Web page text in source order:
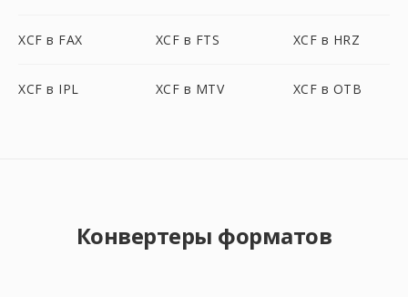
XCF в FAX XCF в FTS XCF в HRZ
XCF в IPL XCF в MTV XCF в OTB
Конвертеры форматов